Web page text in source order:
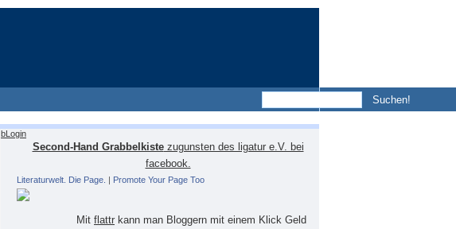
bLogin
Second-Hand Grabbelkistezugunsten des ligatur e.V. bei
facebook.
Literaturwelt. Die Page. | Promote Your Page Too
Mit flattr kann man Bloggern mit einem Klick Geld